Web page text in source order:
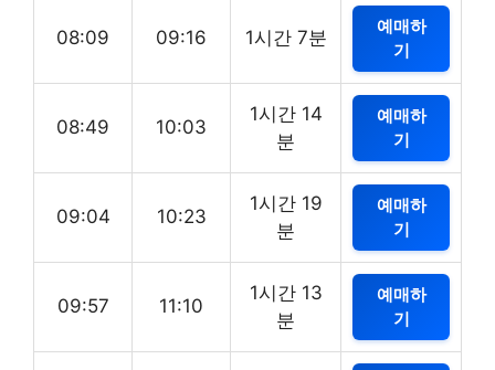
08:09 09:16 1시간 7분
예매하
기
08:49 10:03
1시간 14
분
예매하
기
09:04 10:23
1시간 19
분
예매하
기
09:57 11:10
1시간 13
분
예매하
기